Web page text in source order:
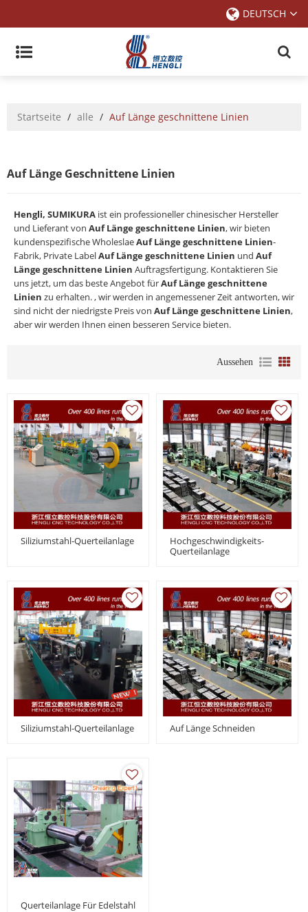
DEUTSCH
Startseite / alle / Auf Länge geschnittene Linien
Auf Länge Geschnittene Linien
Hengli, SUMIKURA ist ein professioneller chinesischer Hersteller
und Lieferant von Auf Länge geschnittene Linien, wir bieten
kundenspezifische WholeslaeAuf Länge geschnittene Linien-
Fabrik, Private LabelAuf Länge geschnittene Linien und Auf
Länge geschnittene Linien Auftragsfertigung. Kontaktieren Sie
uns jetzt, um das beste Angebot fürAuf Länge geschnittene
Linien zu erhalten. , wir werden in angemessener Zeit antworten, wir
sind nicht der niedrigste Preis von Auf Länge geschnittene Linien,
aber wir werden Ihnen einen besseren Service bieten.
Aussehen
Siliziumstahl-Querteilanlage
Hochgeschwindigkeits-
Querteilanlage
Siliziumstahl-Querteilanlage Auf Länge Schneiden
Querteilanlage Für Edelstahl